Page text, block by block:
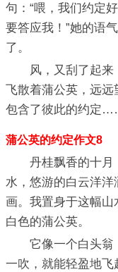
句：“喂，我们约定
要答应我！”她的语
了。
风，又刮了起来；
飞散着蒲公英，远
包含了彼此的约定
蒲公英的约定作文8
丹桂飘香的十月
水，悠游的白云洋
画。我置身于这幅
白色的蒲公英。
它像一个白头翁
一吹，就能轻盈地